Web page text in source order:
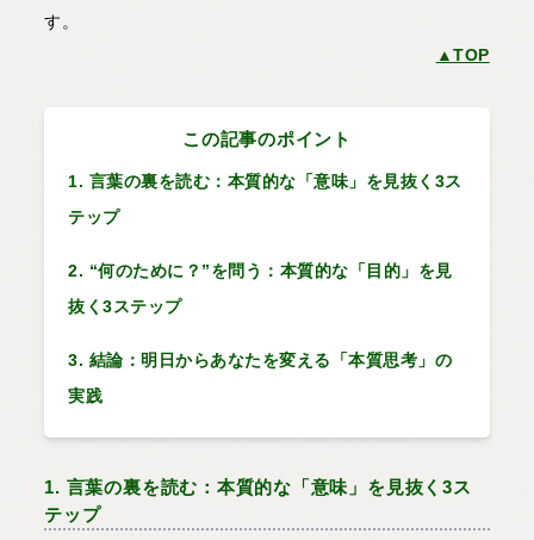
す。
▲TOP
この記事のポイント
1. 言葉の裏を読む：本質的な「意味」を見抜く3ス
テップ
2. “何のために？”を問う：本質的な「目的」を見
抜く3ステップ
3. 結論：明日からあなたを変える「本質思考」の
実践
1. 言葉の裏を読む：本質的な「意味」を見抜く3ス
テップ